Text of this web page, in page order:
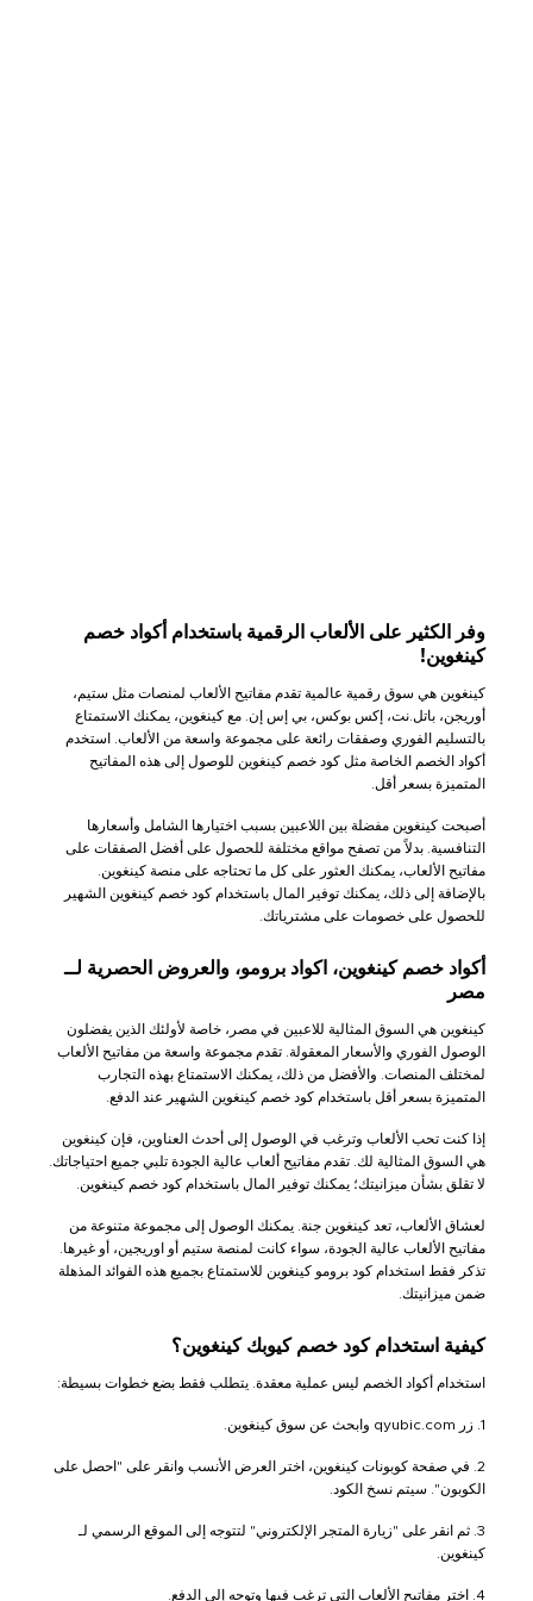
وفر الكثير على الألعاب الرقمية باستخدام أكواد خصم
كينغوين!
كينغوين هي سوق رقمية عالمية تقدم مفاتيح الألعاب لمنصات مثل ستيم،
أوريجن، باتل.نت، إكس بوكس، بي إس إن. مع كينغوين، يمكنك الاستمتاع
بالتسليم الفوري وصفقات رائعة على مجموعة واسعة من الألعاب. استخدم
أكواد الخصم الخاصة مثل كود خصم كينغوين للوصول إلى هذه المفاتيح
المتميزة بسعر أقل.
أصبحت كينغوين مفضلة بين اللاعبين بسبب اختيارها الشامل وأسعارها
التنافسية. بدلاً من تصفح مواقع مختلفة للحصول على أفضل الصفقات على
مفاتيح الألعاب، يمكنك العثور على كل ما تحتاجه على منصة كينغوين.
بالإضافة إلى ذلك، يمكنك توفير المال باستخدام كود خصم كينغوين الشهير
للحصول على خصومات على مشترياتك.
أكواد خصم كينغوين، اكواد برومو، والعروض الحصرية لــ
مصر
كينغوين هي السوق المثالية للاعبين في مصر، خاصة لأولئك الذين يفضلون
الوصول الفوري والأسعار المعقولة. تقدم مجموعة واسعة من مفاتيح الألعاب
لمختلف المنصات. والأفضل من ذلك، يمكنك الاستمتاع بهذه التجارب
المتميزة بسعر أقل باستخدام كود خصم كينغوين الشهير عند الدفع.
إذا كنت تحب الألعاب وترغب في الوصول إلى أحدث العناوين، فإن كينغوين
هي السوق المثالية لك. تقدم مفاتيح ألعاب عالية الجودة تلبي جميع احتياجاتك.
لا تقلق بشأن ميزانيتك؛ يمكنك توفير المال باستخدام كود خصم كينغوين.
لعشاق الألعاب، تعد كينغوين جنة. يمكنك الوصول إلى مجموعة متنوعة من
مفاتيح الألعاب عالية الجودة، سواء كانت لمنصة ستيم أو اوريجين، أو غيرها.
تذكر فقط استخدام كود برومو كينغوين للاستمتاع بجميع هذه الفوائد المذهلة
ضمن ميزانيتك.
كيفية استخدام كود خصم كيوبك كينغوين؟
استخدام أكواد الخصم ليس عملية معقدة. يتطلب فقط بضع خطوات بسيطة:
1. زر qyubic.com وابحث عن سوق كينغوين.
2. في صفحة كوبونات كينغوين، اختر العرض الأنسب وانقر على "احصل على
الكوبون". سيتم نسخ الكود.
3. ثم انقر على "زيارة المتجر الإلكتروني" لتتوجه إلى الموقع الرسمي لـ
كينغوين.
4. اختر مفاتيح الألعاب التي ترغب فيها وتوجه إلى الدفع.